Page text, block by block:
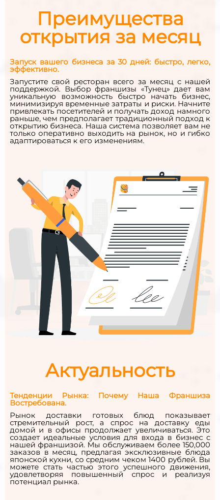
Преимущества
открытия за месяц
Запуск вашего бизнеса за 30 дней: быстро, легко,
эффективно.
Запустите свой ресторан всего за месяц с нашей
поддержкой. Выбор франшизы «Тунец» дает вам
уникальную возможность быстро начать бизнес,
минимизируя временные затраты и риски. Начните
привлекать посетителей и получать доход намного
раньше, чем предполагает традиционный подход к
открытию бизнеса. Наша система позволяет вам не
только оперативно выходить на рынок, но и гибко
адаптироваться к его изменениям.
Актуальность
Тенденции Рынка: Почему Наша Франшиза
Востребована.
Рынок доставки готовых блюд показывает
стремительный рост, а спрос на доставку еды
домой и в офисы продолжает увеличиваться. Это
создает идеальные условия для входа в бизнес с
нашей франшизой. Мы обслуживаем более 150,000
заказов в месяц, предлагая эксклюзивные блюда
японской кухни, со средним чеком 1400 рублей. Вы
можете стать частью этого успешного движения,
удовлетворяя повышенный спрос и реализуя
потенциал рынка.